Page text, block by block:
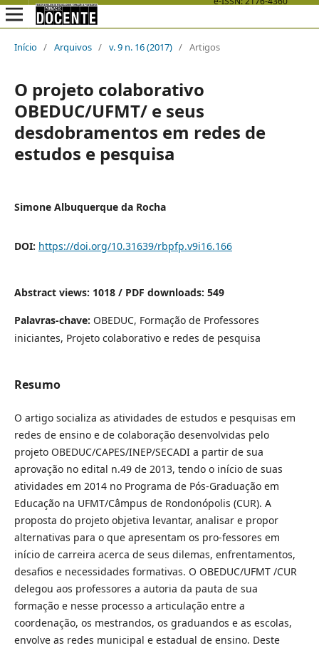
Início / Arquivos / v. 9 n. 16 (2017) / Artigos
O projeto colaborativo
OBEDUC/UFMT/ e seus
desdobramentos em redes de
estudos e pesquisa
Simone Albuquerque da Rocha
DOI: https://doi.org/10.31639/rbpfp.v9i16.166
Abstract views: 1018 / PDF downloads: 549
Palavras-chave: OBEDUC, Formação de Professores
iniciantes, Projeto colaborativo e redes de pesquisa
Resumo
O artigo socializa as atividades de estudos e pesquisas em
redes de ensino e de colaboração desenvolvidas pelo
projeto OBEDUC/CAPES/INEP/SECADI a partir de sua
aprovação no edital n.49 de 2013, tendo o início de suas
atividades em 2014 no Programa de Pós-Graduação em
Educação na UFMT/Câmpus de Rondonópolis (CUR). A
proposta do projeto objetiva levantar, analisar e propor
alternativas para o que apresentam os pro-fessores em
início de carreira acerca de seus dilemas, enfrentamentos,
desafios e necessidades formativas. O OBEDUC/UFMT /CUR
delegou aos professores a autoria da pauta de sua
formação e nesse processo a articulação entre a
coordenação, os mestrandos, os graduandos e as escolas,
envolve as redes municipal e estadual de ensino. Deste